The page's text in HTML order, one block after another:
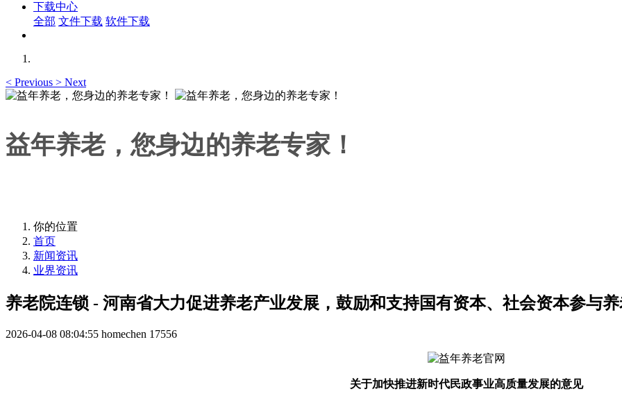
下载中心
全部 文件下载 软件下载
< Previous > Next
益年养老，您身边的养老专家！
你的位置
首页
新闻资讯
业界资讯
养老院连锁 - 河南省大力促进养老产业发展，鼓励和支持国有资本、社会资本参与
2026-04-08 08:04:55 homechen 17556
关于加快推进新时代民政事业高质量发展的意见